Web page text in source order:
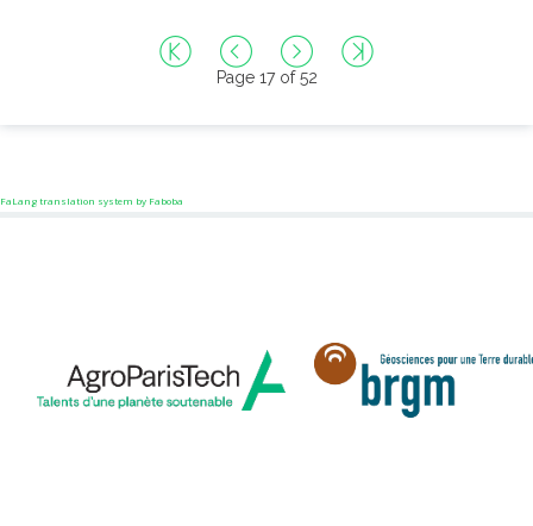
Page 17 of 52
FaLang translation system by Faboba